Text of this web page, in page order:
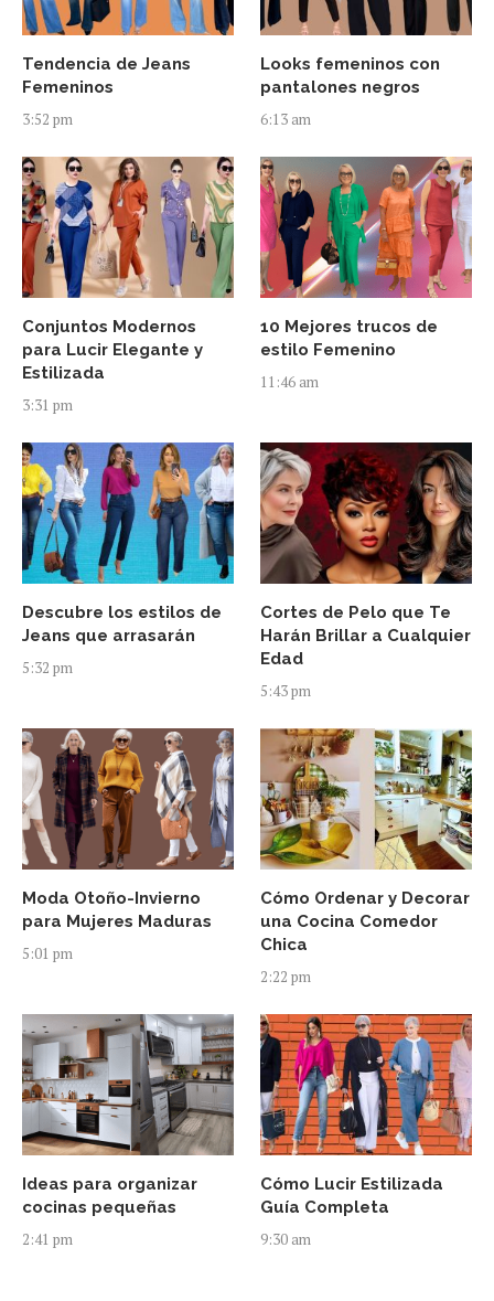
Tendencia de Jeans
Femeninos
3:52 pm
Looks femeninos con
pantalones negros
6:13 am
Conjuntos Modernos
para Lucir Elegante y
Estilizada
3:31 pm
10 Mejores trucos de
estilo Femenino
11:46 am
Descubre los estilos de
Jeans que arrasarán
5:32 pm
Cortes de Pelo que Te
Harán Brillar a Cualquier
Edad
5:43 pm
Moda Otoño-Invierno
para Mujeres Maduras
5:01 pm
Cómo Ordenar y Decorar
una Cocina Comedor
Chica
2:22 pm
Ideas para organizar
cocinas pequeñas
2:41 pm
Cómo Lucir Estilizada
Guía Completa
9:30 am